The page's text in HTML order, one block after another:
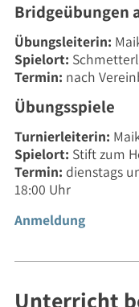
Bridgeübungen
Übungsleiterin:
Spielort:
Termin: nach
Übungsspiele
Turnierleiterin:
Spielort: Stift zum
Termin: dienstags
18:00 Uhr
Anmeldung
Unterricht